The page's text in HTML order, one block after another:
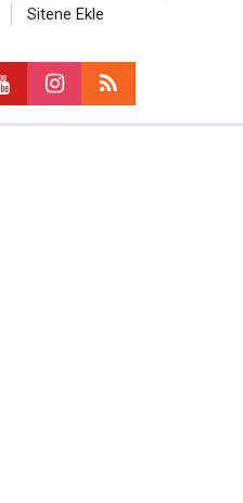
Sitene Ekle